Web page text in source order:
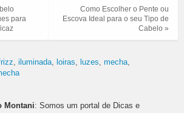
Como Escolher o Pente ou
Escova Ideal para o seu Tipo de
Cabelo »
para
iluminada loiras luzes mecha
Montani: Somos um portal de Dicas e